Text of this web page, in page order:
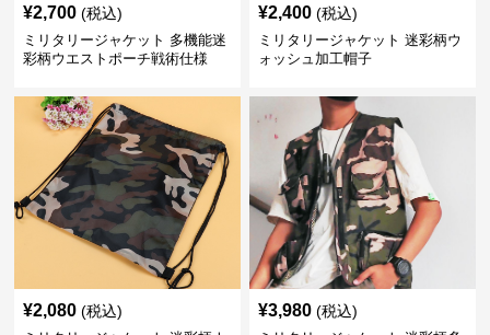
¥2,700 (税込)
ミリタリージャケット 多機能迷
彩柄ウエストポーチ戦術仕様
¥2,400 (税込)
ミリタリージャケット 迷彩柄ウ
ォッシュ加工帽子
¥2,080 (税込) ¥3,980 (税込)